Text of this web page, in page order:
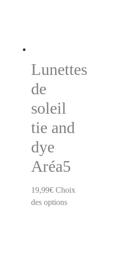
Lunettes
de
soleil
tie and
dye
Aréa5
19,99€ Choix
des options